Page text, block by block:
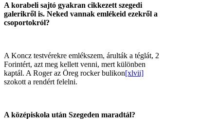
A korabeli sajtó gyakran cikkezett szegedi
galerikről is. Neked vannak emlékeid ezekről a
csoportokról?
A Koncz testvérekre emlékszem, árulták a téglát, 2
Forintért, azt meg kellett venni, mert különben
kaptál. A Roger az Öreg rocker bulikon[xlvii]
szokott a rendért felelni.
A középiskola után Szegeden maradtál?